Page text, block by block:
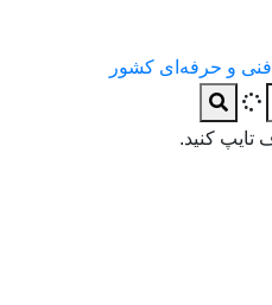
و حرفه‌ای کشور
تایپ کنید.